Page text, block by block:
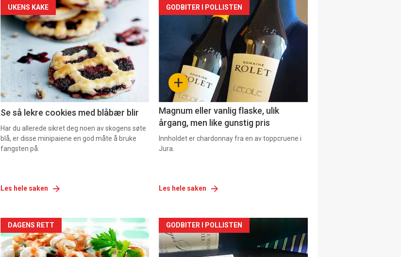
Forsiden
akkurat
nå
2
UKENS KAKE
Se så lekre cookies med blåbær blir
Har du allerede sikret deg noen av skogens søte
blå, er disse minipaiene en god måte å bruke
fangsten på.
Les hele saken
Forsiden
akkurat
nå
+
GODBITER I POLLISTEN
Magnum eller vanlig flaske, ulik
årgang, men like gunstig pris
Innholdet er chardonnay fra en av toppcruene i
Jura.
Les hele saken
Forsiden
akkurat
DAGENS RETT
Forsiden
akkurat
GODBITER I POLLISTEN